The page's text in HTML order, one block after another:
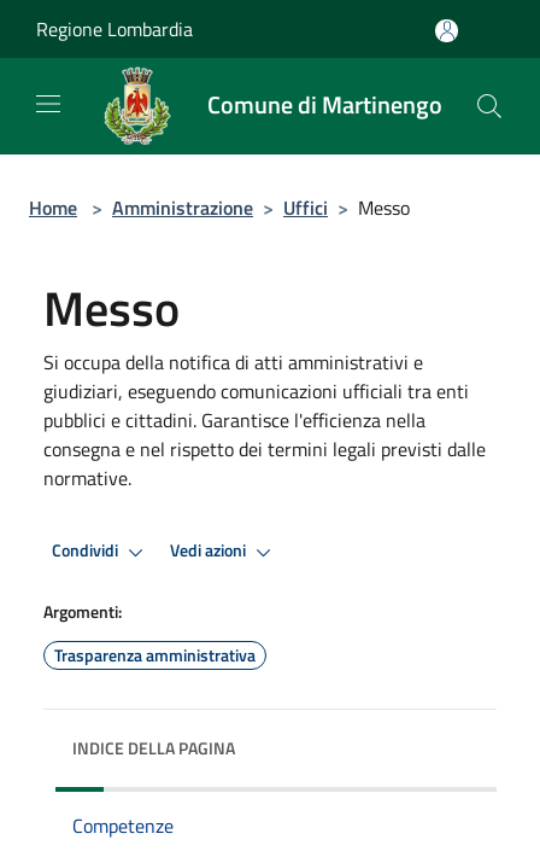
Regione Lombardia
Comune di Martinengo
Home > Amministrazione > Uffici > Messo
Messo
Si occupa della notifica di atti amministrativi e
giudiziari, eseguendo comunicazioni ufficiali tra enti
pubblici e cittadini. Garantisce l'efficienza nella
consegna e nel rispetto dei termini legali previsti dalle
normative.
Condividi Vedi azioni
Argomenti:
Trasparenza amministrativa
INDICE DELLA PAGINA
Competenze